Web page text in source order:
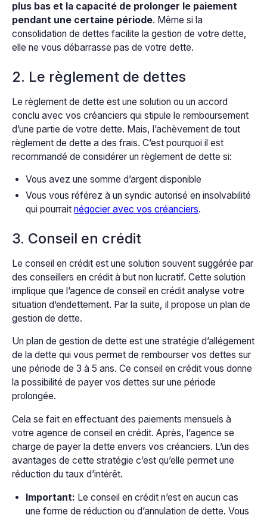
plus bas et la capacité de prolonger le paiement
pendant une certaine période. Même si la
consolidation de dettes facilite la gestion de votre dette,
elle ne vous débarrasse pas de votre dette.
2. Le règlement de dettes
Le règlement de dette est une solution ou un accord
conclu avec vos créanciers qui stipule le remboursement
d’une partie de votre dette. Mais, l’achèvement de tout
règlement de dette a des frais. C’est pourquoi il est
recommandé de considérer un règlement de dette si:
Vous avez une somme d’argent disponible
Vous vous référez à un syndic autorisé en insolvabilité
qui pourraitnégocier avec vos créanciers.
3. Conseil en crédit
Le conseil en crédit est une solution souvent suggérée par
des conseillers en crédit à but non lucratif. Cette solution
implique que l’agence de conseil en crédit analyse votre
situation d’endettement. Par la suite, il propose un plan de
gestion de dette.
Un plan de gestion de dette est une stratégie d’allégement
de la dette qui vous permet de rembourser vos dettes sur
une période de 3 à 5 ans. Ce conseil en crédit vous donne
la possibilité de payer vos dettes sur une période
prolongée.
Cela se fait en effectuant des paiements mensuels à
votre agence de conseil en crédit. Après, l’agence se
charge de payer la dette envers vos créanciers. L’un des
avantages de cette stratégie c’est qu’elle permet une
réduction du taux d’intérêt.
Important: Le conseil en crédit n’est en aucun cas
une forme de réduction ou d’annulation de dette. Vous